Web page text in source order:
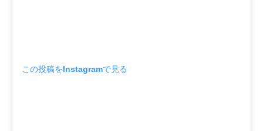
この投稿をInstagramで見る